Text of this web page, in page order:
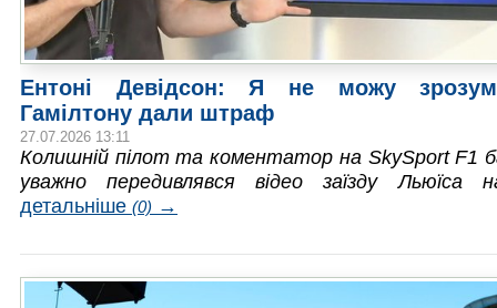
Ентоні Девідсон: Я не можу
Гамілтону дали штраф
27.07.2026 13:11
Колишній пілот та коментатор на SkySport F1
уважно передивлявся відео заїзду Льюїса
детальніше (0) →